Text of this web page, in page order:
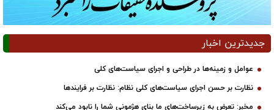
جدیدترین اخبار
عوامل و زمینه‌ها در طراحی و اجرای سیاست‌های کلی
نظارت بر حسن اجرای سیاست‌های کلی نظام: نظارت بر فرایندها
مخبر: تعرض به زیرساخت‌های ما بنای هژمونی شما را نابود می‌کند